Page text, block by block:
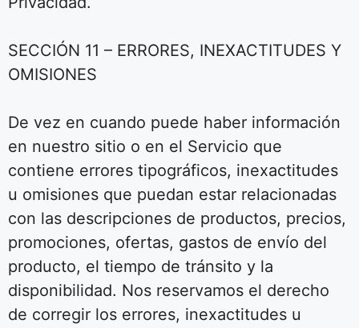
SECCIÓN 11 – ERRORES, INEXACTITUDES Y
OMISIONES
De vez en cuando puede haber información
en nuestro sitio o en el Servicio que
contiene errores tipográficos, inexactitudes
u omisiones que puedan estar relacionadas
con las descripciones de productos, precios,
promociones, ofertas, gastos de envío del
producto, el tiempo de tránsito y la
disponibilidad. Nos reservamos el derecho
de corregir los errores, inexactitudes u